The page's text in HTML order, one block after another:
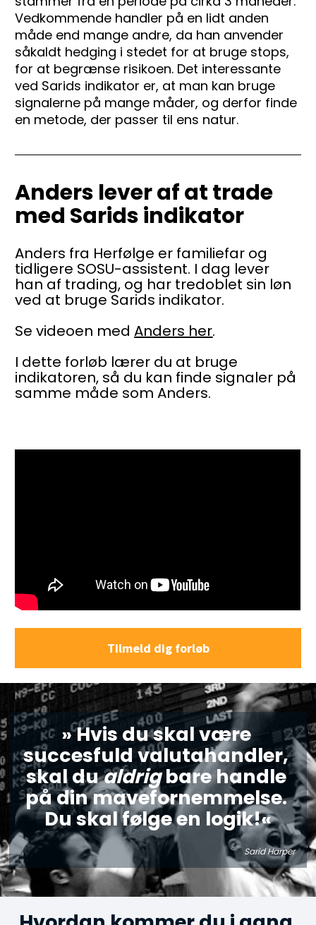
Vedkommende handler på en lidt anden
måde end mange andre, da han anvender
såkaldt hedging i stedet for at bruge stops,
for at begrænse risikoen. Det interessante
ved Sarids indikator er, at man kan bruge
signalerne på mange måder, og derfor finde
en metode, der passer til ens natur.
Anders lever af at trade
med Sarids indikator
Anders fra Herfølge er familiefar og
tidligere SOSU-assistent. I dag lever
han af trading, og har tredoblet sin løn
ved at bruge Sarids indikator.
Se videoen med Anders her.
I dette forløb lærer du at bruge
indikatoren, så du kan finde signaler på
samme måde som Anders.
Tilmeld dig forløb
» Hvis du skal være
succesfuld valutahandler,
skal du aldrig bare handle
på din mavefornemmelse.
Du skal følge en logik!«
Sarid Harper